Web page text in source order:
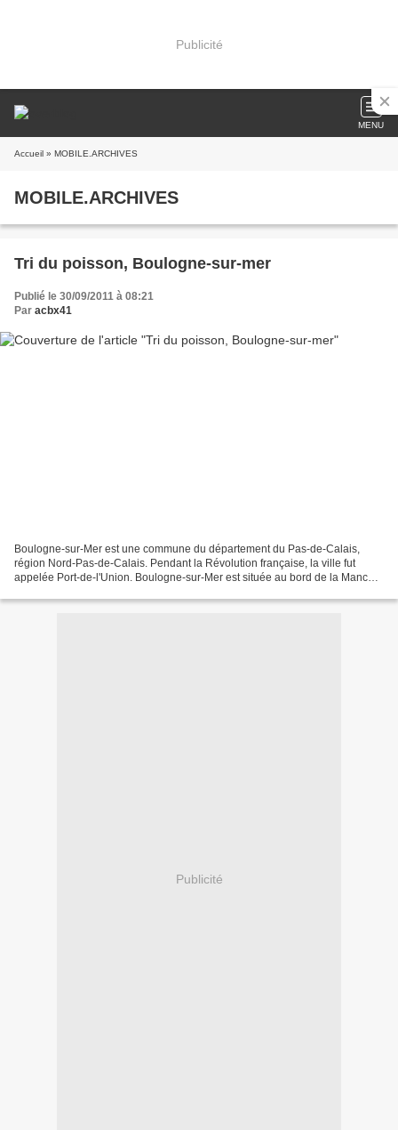
Publicité
MENU
Accueil » MOBILE.ARCHIVES
MOBILE.ARCHIVES
Tri du poisson, Boulogne-sur-mer
Publié le 30/09/2011 à 08:21
Par acbx41
Boulogne-sur-Mer est une commune du département du Pas-de-Calais,
région Nord-Pas-de-Calais. Pendant la Révolution française, la ville fut
appelée Port-de-l'Union. Boulogne-sur-Mer est située au bord de la Manche,
Publicité